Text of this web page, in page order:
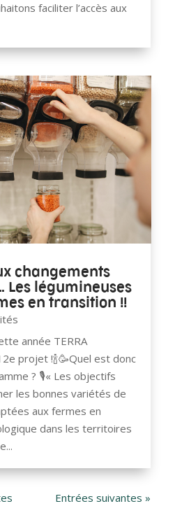
faciliter l’accès aux
changements
Les légumineuses
en transition !!
année TERRA
projet !🍾🥳Quel est donc
? 🎙« Les objectifs
les bonnes variétés de
aux fermes en
dans les territoires
Entrées suivantes »